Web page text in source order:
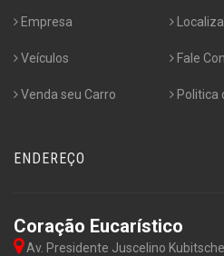
Empresa
Veículos
Venda seu Carro
Fale
Politica
ENDEREÇO
Coração Eucarístico
Av. Presidente Juscelino